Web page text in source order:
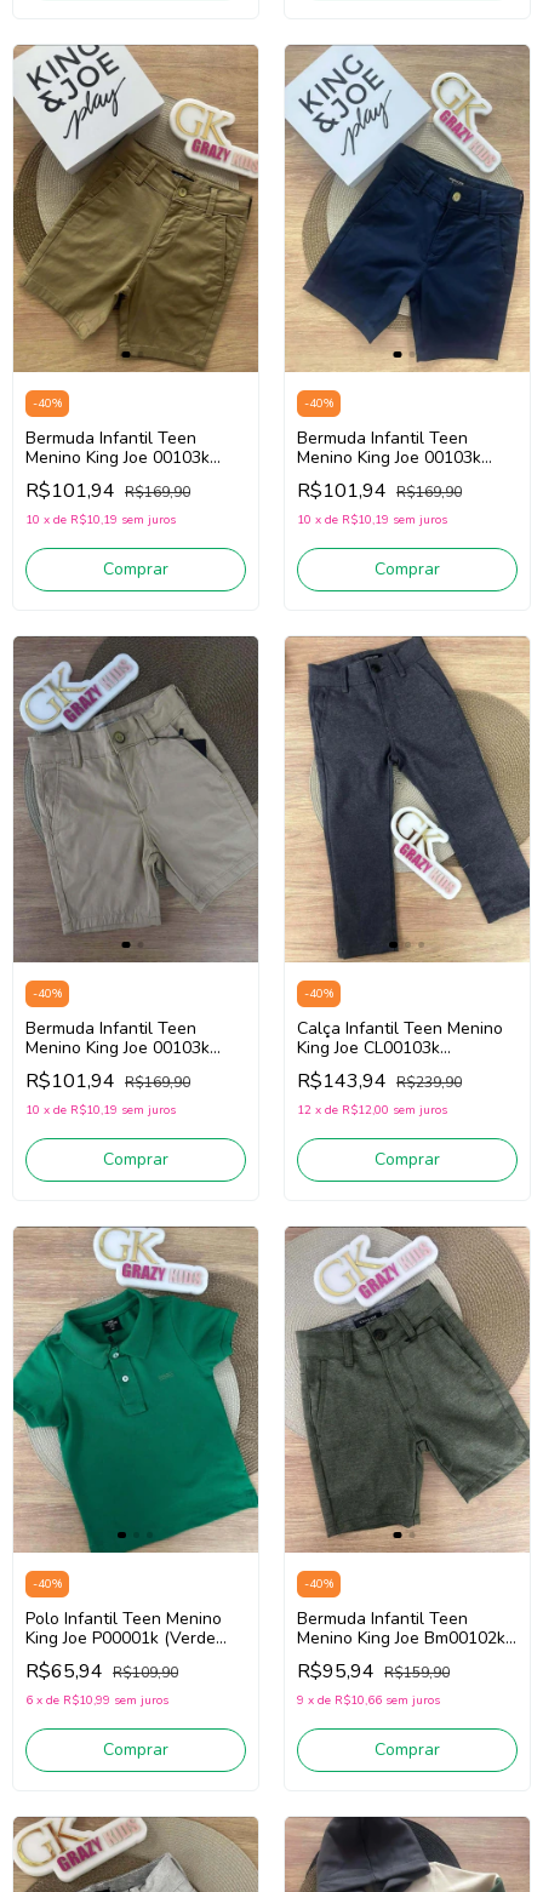
-40%
Bermuda Infantil Teen
Menino King Joe 00103k
(Ocre)
R$101,94 R$169,90
10 x de R$10,19 sem juros
Comprar
-40%
Bermuda Infantil Teen
Menino King Joe 00103k
(Marinho)
R$101,94 R$169,90
10 x de R$10,19 sem juros
Comprar
-40%
Bermuda Infantil Teen
Menino King Joe 00103k
(Palha)
R$101,94 R$169,90
10 x de R$10,19 sem juros
Comprar
-40%
Calça Infantil Teen Menino
King Joe CL00103k
(Chumbo)
R$143,94 R$239,90
12 x de R$12,00 sem juros
Comprar
-40%
Polo Infantil Teen Menino
King Joe P00001k (Verde
Escuro)
R$65,94 R$109,90
6 x de R$10,99 sem juros
Comprar
-40%
Bermuda Infantil Teen
Menino King Joe Bm00102k
(Verde)
R$95,94 R$159,90
9 x de R$10,66 sem juros
Comprar